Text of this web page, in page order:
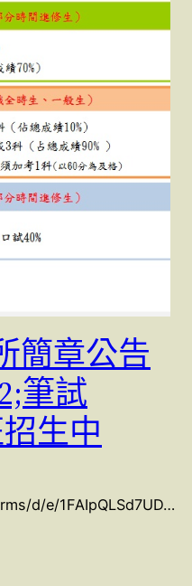
簡章公告
筆試
生中
d/e/1FAIpQLSd7UD…